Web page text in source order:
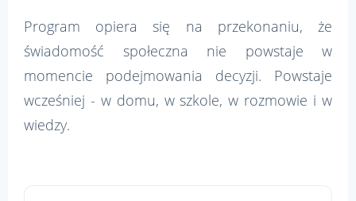
Program opiera się na przekonaniu, że
świadomość społeczna nie powstaje w
momencie podejmowania decyzji. Powstaje
wcześniej - w domu, w szkole, w rozmowie i w
wiedzy.